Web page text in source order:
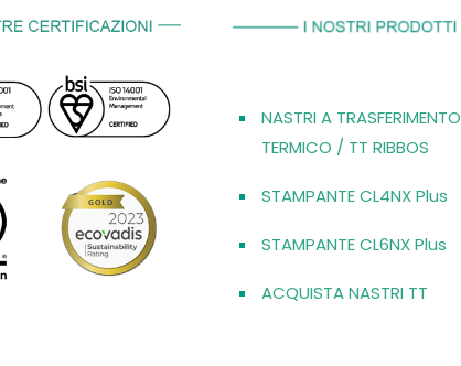
NASTRI A TRASFERIMENTO
TERMICO / TT RIBBOS
STAMPANTE CL4NX Plus
STAMPANTE CL6NX Plus
ACQUISTA NASTRI TT